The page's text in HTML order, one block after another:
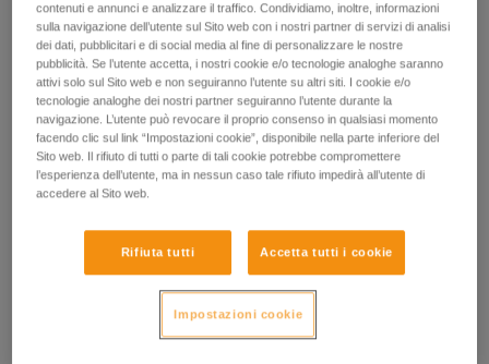
dispositivo si blocca sulla fune e vi arresta. La funzione
LOCK integrata vi consente di arrestare il dispositivo per
ridurre l’altezza della caduta. Il braccio di collegamento
facilita il superamento di frazionamenti rendendo il sistema
imperdibile e i fermi semplificano l’installazione della fune.
Per gestire le situazioni di soccorso, ASAP LOCK si utilizza in
abbinamento con l’assorbitore di energia ASAP’SORBER
AXESS.
contenuti e annunci e analizzare il traffico. Condividiamo, inoltre, informazioni
sulla navigazione dell’utente sul Sito web con i nostri partner di servizi di analisi
dei dati, pubblicitari e di social media al fine di personalizzare le nostre
pubblicità. Se l’utente accetta, i nostri cookie e/o tecnologie analoghe saranno
attivi solo sul Sito web e non seguiranno l’utente su altri siti. I cookie e/o
tecnologie analoghe dei nostri partner seguiranno l’utente durante la
navigazione. L’utente può revocare il proprio consenso in qualsiasi momento
facendo clic sul link “Impostazioni cookie”, disponibile nella parte inferiore del
Sito web. Il rifiuto di tutti o parte di tali cookie potrebbe compromettere
l’esperienza dell’utente, ma in nessun caso tale rifiuto impedirà all’utente di
accedere al Sito web.
Rifiuta tutti Accetta tutti i cookie
Impostazioni cookie